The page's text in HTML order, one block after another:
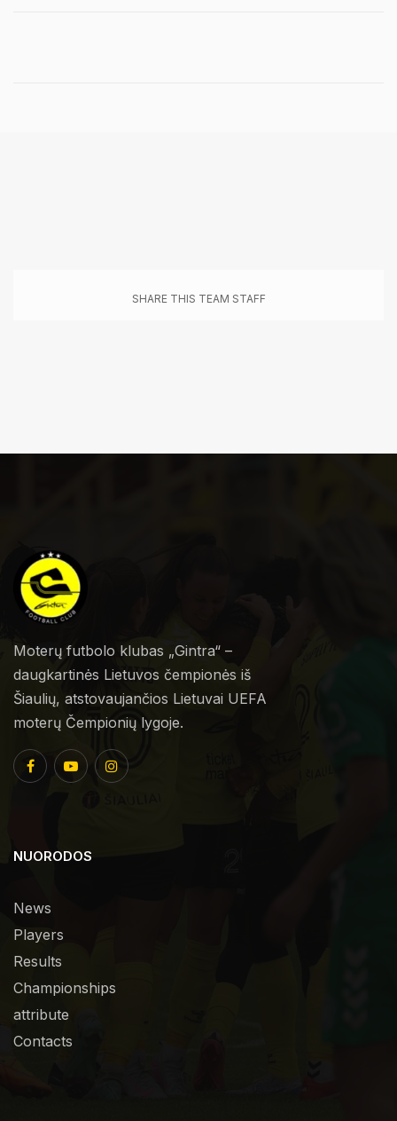
SHARE THIS TEAM STAFF
Moterų futbolo klubas „Gintra“ –
daugkartinės Lietuvos čempionės iš
Šiaulių, atstovaujančios Lietuvai UEFA
moterų Čempionių lygoje.
NUORODOS
News
Players
Results
Championships
attribute
Contacts